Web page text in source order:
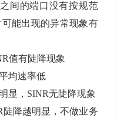
间的端口没有按规范
能出现的异常现象有
值有陡降现象
均速率低
显，SINR无陡降现象
降越明显，不做业务